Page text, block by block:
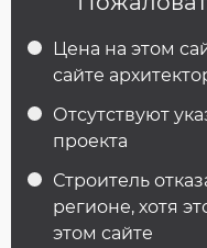
Цена на этом
сайте
Отсутствуют
проекта
Строитель
регионе, хотя
этом сайте